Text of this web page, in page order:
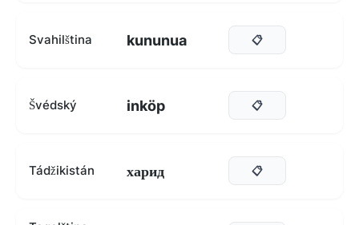
Svahilština kununua 📋
Švédský inköp 📋
Tádžikistán харид 📋